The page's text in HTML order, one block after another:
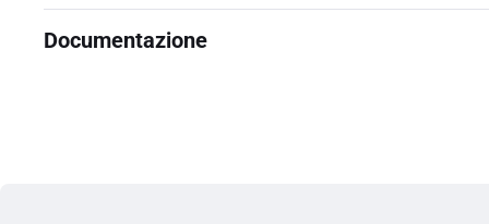
Documentazione